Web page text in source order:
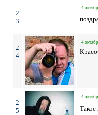
2
3
4
2
4
4
2
5
4
Такое